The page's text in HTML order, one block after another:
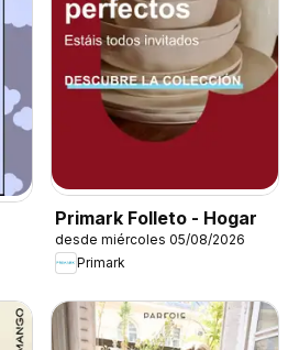
Primark Folleto - Hogar
desde miércoles 05/08/2026
Primark